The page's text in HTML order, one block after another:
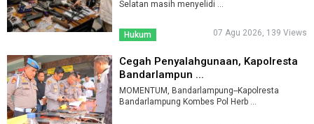
Selatan masih menyelidi ...
Hukum 07 Agu 2026, 139 Views
Cegah Penyalahgunaan, Kapolresta
Bandarlampun ...
MOMENTUM, Bandarlampung--Kapolresta
Bandarlampung Kombes Pol Herb ...